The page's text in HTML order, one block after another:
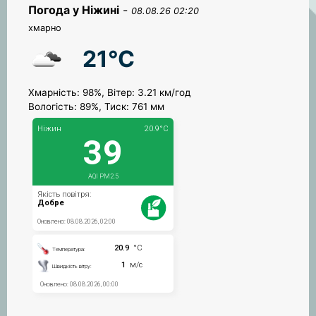
Погода у Ніжині - 08.08.26 02:20
хмарно
21°C
Хмарність: 98%, Вітер: 3.21 км/год
Вологість: 89%, Тиск: 761 мм